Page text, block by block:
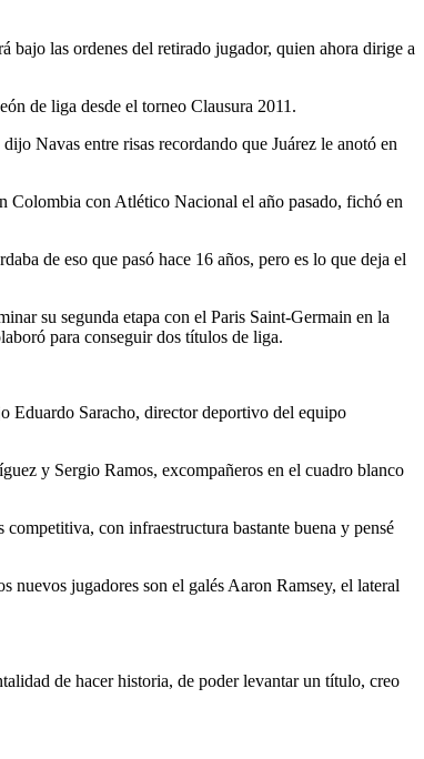
bajo las ordenes del retirado jugador, quien ahora dirige a
de liga desde el torneo Clausura 2011.
Navas entre risas recordando que Juárez le anotó en
Colombia con Atlético Nacional el año pasado, fichó en
de eso que pasó hace 16 años, pero es lo que deja el
su segunda etapa con el Paris Saint-Germain en la
para conseguir dos títulos de liga.
Eduardo Saracho, director deportivo del equipo
y Sergio Ramos, excompañeros en el cuadro blanco
con infraestructura bastante buena y pensé
nuevos jugadores son el galés Aaron Ramsey, el lateral
de hacer historia, de poder levantar un título, creo